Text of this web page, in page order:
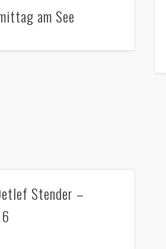
am See
Stender –